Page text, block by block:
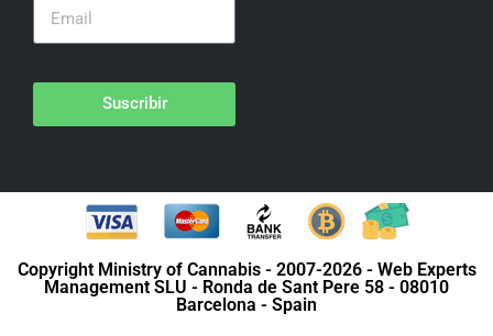
Suscribir
Copyright Ministry of Cannabis - 2007-2026 - Web Experts
Management SLU - Ronda de Sant Pere 58 - 08010
Barcelona - Spain